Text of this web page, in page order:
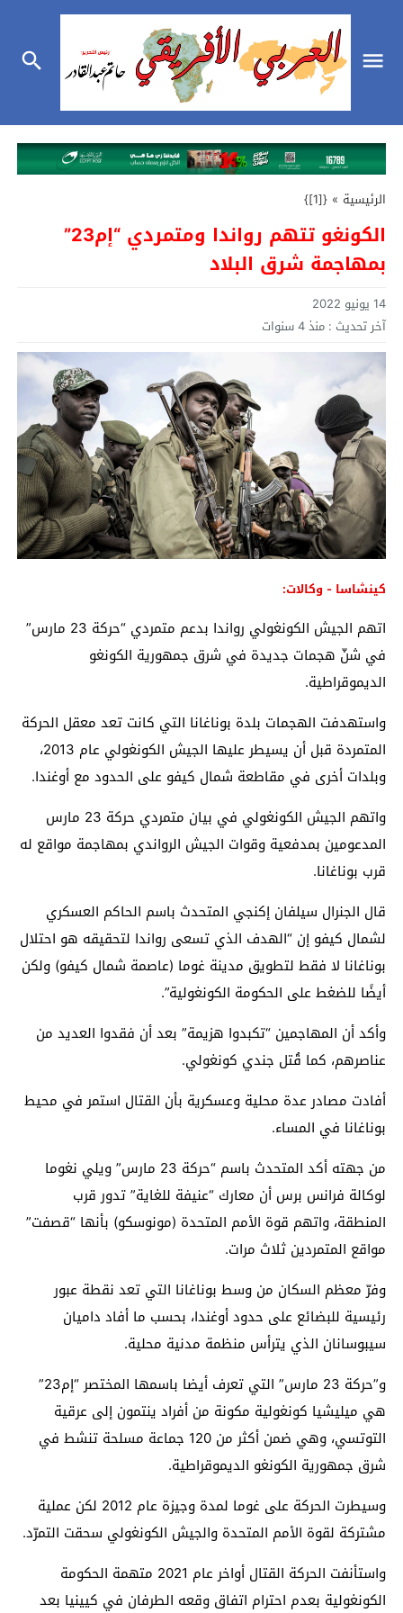
الرئيسية »
{[1]}
الكونغو تتهم رواندا ومتمردي “إم23”
بمهاجمة شرق البلاد
14 يونيو 2022
آخر تحديث : منذ 4 سنوات
كينشاسا - وكالات:
اتهم الجيش الكونغولي رواندا بدعم متمردي “حركة 23 مارس”
في شنّ هجمات جديدة في شرق جمهورية الكونغو
الديموقراطية.
واستهدفت الهجمات بلدة بوناغانا التي كانت تعد معقل الحركة
المتمردة قبل أن يسيطر عليها الجيش الكونغولي عام 2013،
وبلدات أخرى في مقاطعة شمال كيفو على الحدود مع أوغندا.
واتهم الجيش الكونغولي في بيان متمردي حركة 23 مارس
المدعومين بمدفعية وقوات الجيش الرواندي بمهاجمة مواقع له
قرب بوناغانا.
قال الجنرال سيلفان إكنجي المتحدث باسم الحاكم العسكري
لشمال كيفو إن “الهدف الذي تسعى رواندا لتحقيقه هو احتلال
بوناغانا لا فقط لتطويق مدينة غوما (عاصمة شمال كيفو) ولكن
أيضًا للضغط على الحكومة الكونغولية”.
وأكد أن المهاجمين “تكبدوا هزيمة” بعد أن فقدوا العديد من
عناصرهم، كما قُتل جندي كونغولي.
أفادت مصادر عدة محلية وعسكرية بأن القتال استمر في محيط
بوناغانا في المساء.
من جهته أكد المتحدث باسم “حركة 23 مارس” ويلي نغوما
لوكالة فرانس برس أن معارك “عنيفة للغاية” تدور قرب
المنطقة، واتهم قوة الأمم المتحدة (مونوسكو) بأنها “قصفت”
مواقع المتمردين ثلاث مرات.
وفرّ معظم السكان من وسط بوناغانا التي تعد نقطة عبور
رئيسية للبضائع على حدود أوغندا، بحسب ما أفاد داميان
سيبوسانان الذي يترأس منظمة مدنية محلية.
و”حركة 23 مارس” التي تعرف أيضا باسمها المختصر “إم23”
هي ميليشيا كونغولية مكونة من أفراد ينتمون إلى عرقية
التوتسي، وهي ضمن أكثر من 120 جماعة مسلحة تنشط في
شرق جمهورية الكونغو الديموقراطية.
وسيطرت الحركة على غوما لمدة وجيزة عام 2012 لكن عملية
مشتركة لقوة الأمم المتحدة والجيش الكونغولي سحقت التمرّد.
واستأنفت الحركة القتال أواخر عام 2021 متهمة الحكومة
الكونغولية بعدم احترام اتفاق وقعه الطرفان في كيينيا بعد